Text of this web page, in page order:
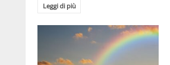
Leggi di più